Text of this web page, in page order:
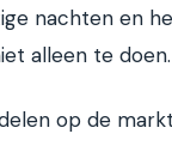
nachten en
alleen te doen.
op de